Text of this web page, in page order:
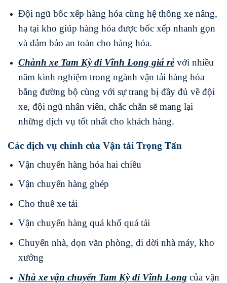
Đội ngũ bốc xếp hàng hóa cùng hệ thống xe nâng,
hạ tại kho giúp hàng hóa được bốc xếp nhanh gọn
và đảm bảo an toàn cho hàng hóa.
Chành xe Tam Kỳđi Vĩnh Long giá rẻvới nhiều
năm kinh nghiệm trong ngành vận tải hàng hóa
bằng đường bộ cùng với sự trang bị đầy đủ về đội
xe, đội ngũ nhân viên, chắc chắn sẽ mang lại
những dịch vụ tốt nhất cho khách hàng.
Các dịch vụ chính của Vận tải Trọng Tấn
Vận chuyển hàng hóa hai chiều
Vận chuyển hàng ghép
Cho thuê xe tải
Vận chuyển hàng quá khổ quá tải
Chuyển nhà, dọn văn phòng, di dời nhà máy, kho
xưởng
Nhà xe vận chuyển Tam Kỳđi Vĩnh Long của vận